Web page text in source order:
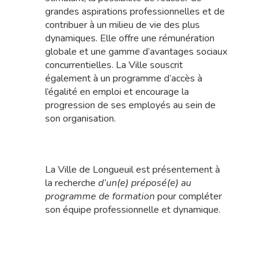
grandes aspirations professionnelles et de
contribuer à un milieu de vie des plus
dynamiques. Elle offre une rémunération
globale et une gamme d’avantages sociaux
concurrentielles. La Ville souscrit
également à un programme d’accès à
l’égalité en emploi et encourage la
progression de ses employés au sein de
son organisation.
La Ville de Longueuil est présentement à
la recherche d’un(e) préposé(e) au
programme de formation pour compléter
son équipe professionnelle et dynamique.